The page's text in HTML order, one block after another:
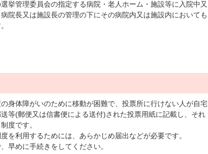
挙管理委員会の指定する病院・老人ホーム・施設等に入院中又
院長又は施設長の管理の下にその病院内又は施設内においても
身体障がいのために移動が困難で、投票所に行けない人が自宅
等(郵便又は信書便による送付)された投票用紙に記載し、それ
度です。
を利用するためには、あらかじめ届出などが必要です。
早めに手続きをしてください。